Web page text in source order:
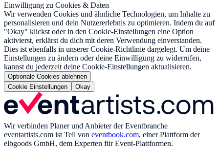
Einwilligung zu Cookies & Daten
Wir verwenden Cookies und ähnliche Technologien, um Inhalte zu
personalisieren und dein Nutzererlebnis zu optimieren. Indem du auf
"Okay" klickst oder in den Cookie-Einstellungen eine Option
aktivierst, erklärst du dich mit deren Verwendung einverstanden.
Dies ist ebenfalls in unserer Cookie-Richtlinie dargelegt. Um deine
Einstellungen zu ändern oder deine Einwilligung zu widerrufen,
kannst du jederzeit deine Cookie-Einstellungen aktualisieren.
Optionale Cookies ablehnen
Cookie Einstellungen
Okay
Wir verbinden Planer und Anbieter der Eventbranche
eventartists.com ist Teil von eventbook.com, einer Plattform der
elbgoods GmbH, dem Experten für Event-Plattformen.